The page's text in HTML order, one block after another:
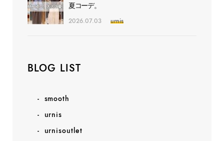
夏コーデ。
2026.07.03 urnis
BLOG LIST
smooth
urnis
urnisoutlet